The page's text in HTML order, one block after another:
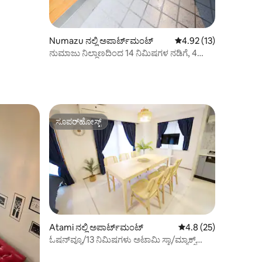
Numazu ನಲ್ಲಿ ಅಪಾರ್ಟ್‌ಮಂಟ್ 5 ರಲ್ಲಿ 4.92 ಸರಾಸರಿ
4.92 (13)
ನುಮಾಜು ನಿಲ್ದಾಣದಿಂದ 14 ನಿಮಿಷಗಳ ನಡಿಗೆ, 4
ಸೂಪರ್‌ಹೋಸ್ಟ್
ಸೂಪರ್‌ಹೋಸ್ಟ್
Atami ನಲ್ಲಿ ಅಪಾರ್ಟ್‌ಮಂಟ್ 5 ರಲ್ಲಿ 4.8 ಸರಾಸರಿ
4.8 (25)
ಓಷನ್‌ವ್ಯೂ/13 ನಿಮಿಷಗಳು ಅಟಾಮಿ ಸ್ಟಾ/ಮ್ಯಾಕ್ಸ್